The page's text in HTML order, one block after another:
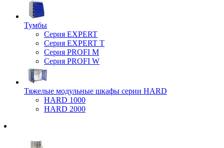
Тумбы
Серия EXPERT
Серия EXPERT T
Серия PROFI M
Серия PROFI W
Тяжелые модульные шкафы серии HARD
HARD 1000
HARD 2000